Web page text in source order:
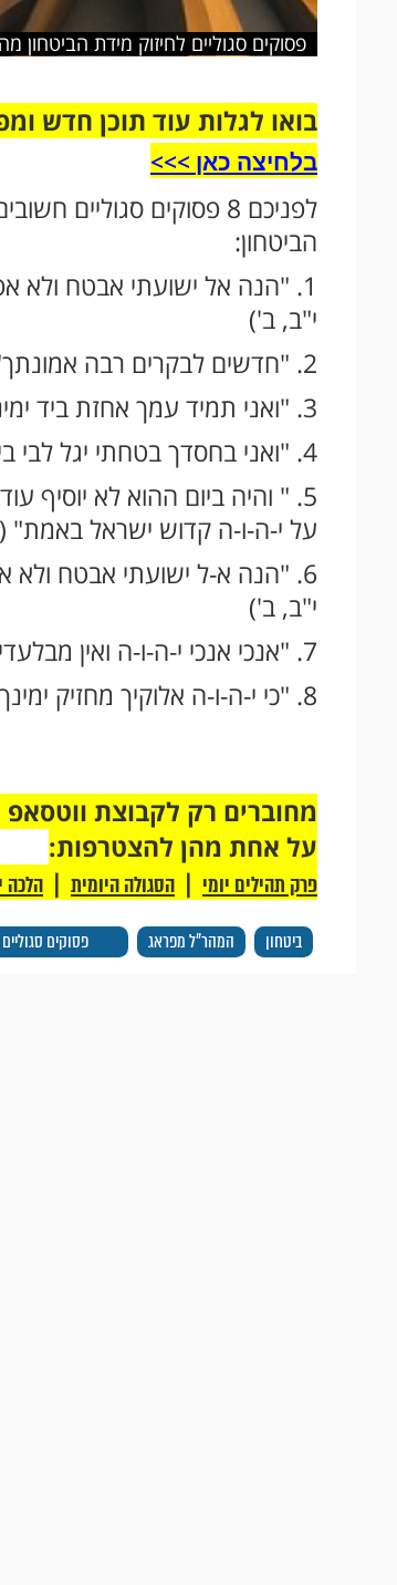
פסוקים סגוליים לחיזוק מידת
בואו לגלות עוד תוכן חדש
בלחיצה כאן >>>​
לפניכם 8 פסוקים
הביטחון:
1. "הנה אל ישועתי אבטח ולא
י"ב, ב')
2. "חדשים לבקרים רבה אמונתך" (איכה ג', כ"ג).
3. "ואני תמיד עמך אחזת ביד ימיני" (תהילים ע"ג, כ"ג)
4. "ואני בחסדך בטחתי יגל לבי בישועתך אשירה לי-ה-ו-ה כי גמל עלי" (תהילים י"ג, ו')
5. " והיה ביום ההוא לא יוסיף
על י-ה-ו-ה קדוש ישראל באמת"
6. "הנה א-ל ישועתי אבטח ולא
י"ב, ב')
7. "אנכי אנכי י-ה-ו-ה ואין מבלעדי מושיע" (ישעיה מ"ג, י"א).
8. "כי י-ה-ו-ה אלוקיך מחזיק ימינך האמר לך אל תירא אני עזרתיך" (ישעיה מ"א, י"ג).
ביטחון המהר"ל מפראג פסוקים סגוליים
על אחת מהן להצטרפות:
פרק תהילים יומי | הסגולה היומית | הלכה